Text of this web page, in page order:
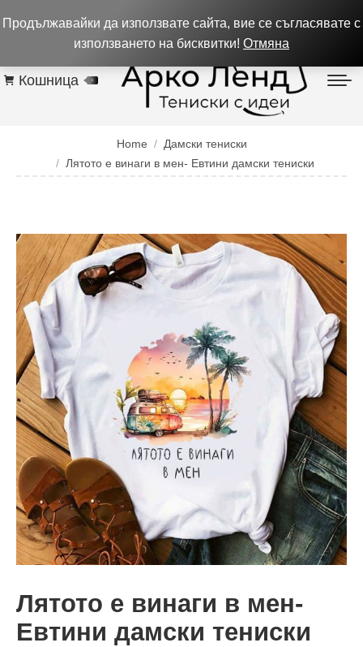
Контакти
Кошница
Home
Дамски тениски
Лятото е винаги в мен- Евтини дамски тениски
Лятото е винаги в мен-
Евтини дамски тениски
Продължавайки да използвате сайта, вие се съгласявате с
използването на бисквитки! Отмяна